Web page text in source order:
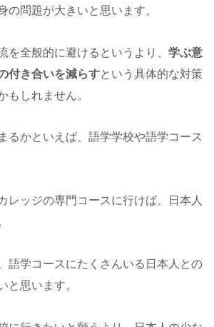
の問題が大きいと思います。
を全般的に避けるというより、 学ぶ意
付き合いを減らすという具体的な対策
もしれません。
るかといえば、語学学校や語学コース
レッジの専門コースに行けば、日本人
語学コースにたくさんいる日本人との
と思います。